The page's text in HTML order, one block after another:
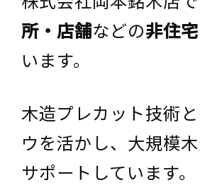
所・店舗などの非住
います。
木造プレカット技術
ウを活かし、大規模
サポートしています。